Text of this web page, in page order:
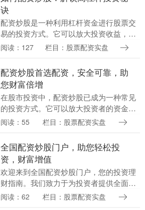
诀
配资炒股是一种利用杠杆资金进行股票交
易的投资方式。它可以放大投资收益，但
同时也会增加风险。 **配资炒股的步骤：
良....
阅读：127 栏目：股票配资实盘
配资炒股首选配资，安全可靠，助
您财富倍增
在股市投资中，配资炒股已成为一种常见
的投资方式。它可以放大投资者的资金，
从而提高收益率。然而，选择一家安全可
一家拥有多年行....
阅读：55 栏目：股票配资实盘
全国配资炒股门户，助您轻松投
资，财富增值
欢迎来到全国配资炒股门户，您的投资理
财指南。我们致力于为投资者提供全面的
配资炒股服务，让您轻松投资，实现财富
阅读：62 栏目：股票配资实盘